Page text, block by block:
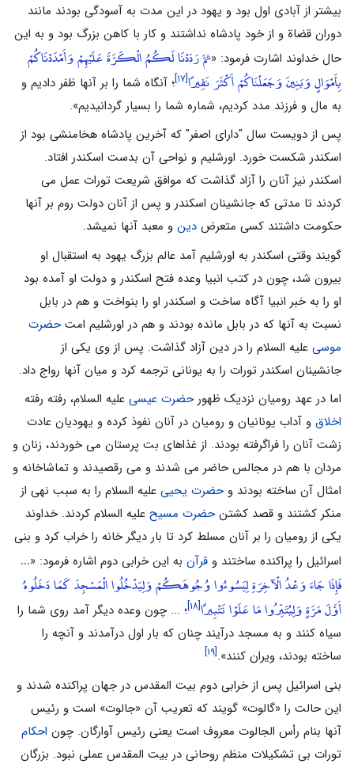
بیشتر از آبادی اول بود و یهود در این مدت به آسودگی بودند مانند
دوران قضاة و از خود پادشاه نداشتند و کار با کاهن بزرگ بود و به این
حال خداوند اشارت فرمود: «ثمَّ رَدَدْنَا لَكُمُ الْكَرَّةَ عَلَيْهِمْ وَأَمْدَدْنَاكُمْ
بِأَمْوَالٍ وَبَنِينَ وَجَعَلْنَاكُمْ أَكْثَرَ نَفِيرًا[۱۷]
؛ آنگاه شما را بر آنها ظفر دادیم و
به مال و فرزند مدد کردیم، شماره شما را بسیار گردانیدیم».
پس از دویست سال "دارای اصفر" که آخرین پادشاه هخامنشی بود از
اسکندر شکست خورد. اورشلیم و نواحی آن بدست اسکندر افتاد.
اسکندر نیز آنان را آزاد گذاشت که موافق شریعت تورات عمل می
کردند تا مدتی که جانشینان اسکندر و پس از آنان دولت روم بر آنها
حکومت داشتند کسی متعرض دین و معبد آنها نمیشد.
گویند وقتی اسکندر به اورشلیم آمد عالم بزرگ یهود به استقبال او
بیرون شد، چون در کتب انبیا وعده فتح اسکندر و دولت او آمده بود
او را به خبر انبیا آگاه ساخت و اسکندر او را بنواخت و هم در بابل
نسبت به آنها که در بابل مانده بودند و هم در اورشلیم امتحضرت
موسی علیه السلام را در دین آزاد گذاشت. پس از وی یکی از
جانشینان اسکندر تورات را به یونانی ترجمه کرد و میان آنها رواج داد.
اما در عهد رومیان نزدیک ظهورحضرت عیسی علیه السلام، رفته رفته
اخلاق و آداب یونانیان و رومیان در آنان نفوذ کرده و یهودیان عادت
زشت آنان را فراگرفته بودند. از غذاهای بت پرستان می خوردند، زنان و
مردان با هم در مجالس حاضر می شدند و می رقصیدند و تماشاخانه و
امثال آن ساخته بودند وحضرت یحیی علیه السلام را به سبب نهی از
منکر کشتند و قصد کشتنحضرت مسیح علیه السلام کردند. خداوند
یکی از رومیان را بر آنان مسلط کرد تا بار دیگر خانه را خراب کرد و بنی
اسرائیل را پراکنده ساختند و قرآن به این خرابی دوم اشاره فرمود: «...
فَإِذَا جَاءَ وَعْدُ الْآخِرَةِ لِيَسُوءُوا وُجُوهَكُمْ وَلِيَدْخُلُوا الْمَسْجِدَ كَمَا دَخَلُوهُ
أَوَّلَ مَرَّةٍ وَلِيُتَبِّرُوا مَا عَلَوْا تَتْبِيرًا[۱۸]
؛ ... چون وعده دیگر آمد روی شما را
سیاه کنند و به مسجد درآیند چنان که بار اول درآمدند و آنچه را
ساخته بودند، ویران کنند».[۱۹]
بنی اسرائیل پس از خرابی دوم بیت المقدس در جهان پراکنده شدند و
این حالت را «گالوت» گویند که تعریب آن «جالوت» است و رئیس
آنها بنام رأس الجالوت معروف است یعنی رئیس آوارگان. چون احکام
تورات بی تشکیلات منظم روحانی در بیت المقدس عملی نبود. بزرگان